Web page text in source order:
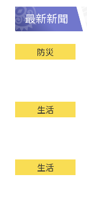
最新新聞
防災
生活
生活